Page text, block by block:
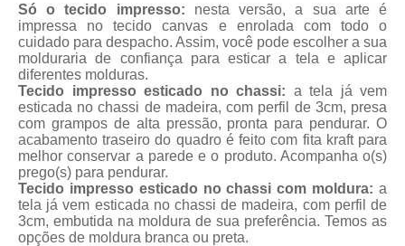
Só o tecido impresso: nesta versão, a sua arte é
impressa no tecido canvas e enrolada com todo o
cuidado para despacho. Assim, você pode escolher a sua
molduraria de confiança para esticar a tela e aplicar
diferentes molduras.
Tecido impresso esticado no chassi: a tela já vem
esticada no chassi de madeira, com perfil de 3cm, presa
com grampos de alta pressão, pronta para pendurar. O
acabamento traseiro do quadro é feito com fita kraft para
melhor conservar a parede e o produto. Acompanha o(s)
prego(s) para pendurar.
Tecido impresso esticado no chassi com moldura: a
tela já vem esticada no chassi de madeira, com perfil de
3cm, embutida na moldura de sua preferência. Temos as
opções de moldura branca ou preta.